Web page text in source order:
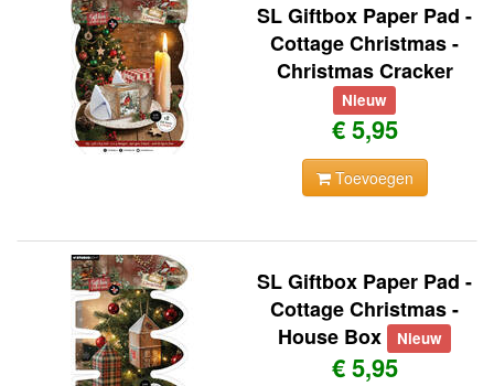
SL Giftbox Paper Pad -
Cottage Christmas -
Christmas Cracker
Nieuw
€ 5,95
Toevoegen
SL Giftbox Paper Pad -
Cottage Christmas -
House Box Nieuw
€ 5,95